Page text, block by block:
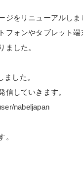
ジをリニューアルしま
フォンやタブレット
ました。
した。
信していきます。
nabeljapan
。